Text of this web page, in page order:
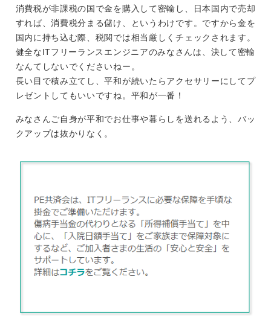
消費税が非課税の国で金を購入して密輸し、日本国内で売却
すれば、消費税分まる儲け、というわけです。ですから金を
国内に持ち込む際、税関では相当厳しくチェックされます。
健全なITフリーランスエンジニアのみなさんは、決して密輸
なんてしないでくださいねー。
長い目で積み立てし、平和が続いたらアクセサリーにしてプ
レゼントしてもいいですね。平和が一番！
みなさんご自身が平和でお仕事や暮らしを送れるよう、バッ
クアップは抜かりなく。